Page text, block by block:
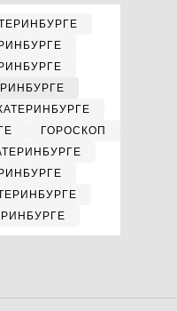
ГОРОСКОП